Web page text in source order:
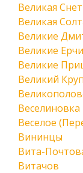
Великая
Великая
Великие
Великие
Великие
Великий
Веселиновка
Веселое
Вининцы
Вита-
Витачов